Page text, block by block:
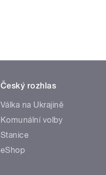
Český rozhlas
Válka na Ukrajině
Komunální volby
Stanice
eShop